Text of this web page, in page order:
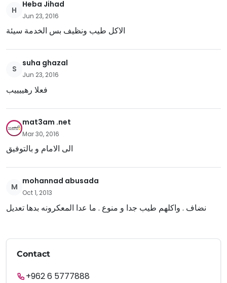
H
Heba Jihad
Jun 23, 2016
الاكل طيب ونظيف بس الخدمة سيئة
S
suha ghazal
Jun 23, 2016
فعلا رهييييب
mat3am .net
Mar 30, 2016
الى الامام و بالتوفيق
M
mohannad abusada
Oct 1, 2013
نضاف . واكلهم طيب جدا و منوع . ما عدا المعكرونه بدها تعديل
Contact
+962 6 5777888